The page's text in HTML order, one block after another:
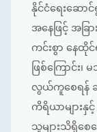
နိုင်ငံရေးဆော
အနေဖြင့် အခ
ကင်းစွာ နေထို
ဖြစ်ကြောင်း၊
လွယ်ကူစေရန် ဆ
ကိရိယာများနှင့်
သူများသိရှိစ